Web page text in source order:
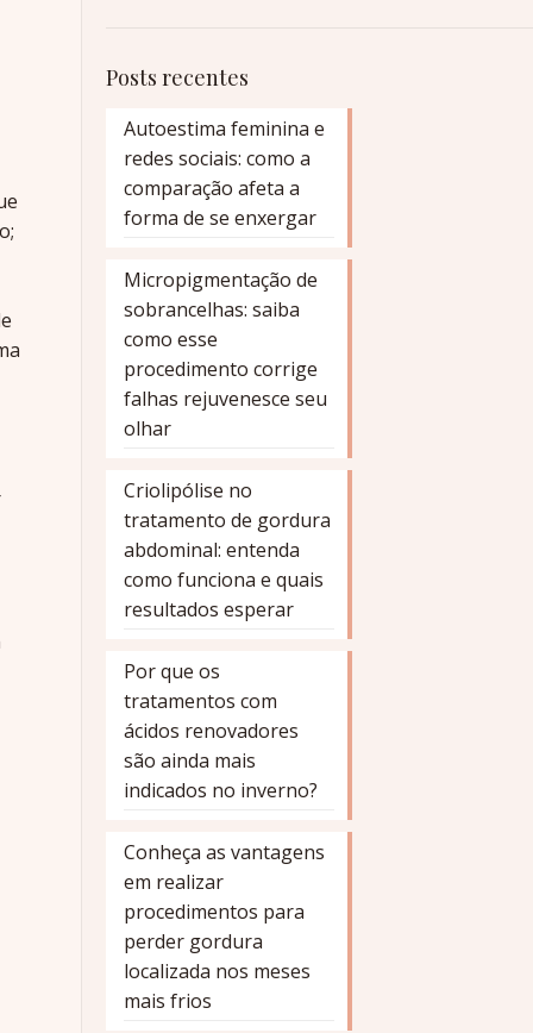
Posts recentes
Autoestima feminina e
redes sociais: como a
comparação afeta a
forma de se enxergar
Micropigmentação de
sobrancelhas: saiba
como esse
procedimento corrige
falhas rejuvenesce seu
olhar
Criolipólise no
tratamento de gordura
abdominal: entenda
como funciona e quais
resultados esperar
Por que os
tratamentos com
ácidos renovadores
são ainda mais
indicados no inverno?
Conheça as vantagens
em realizar
procedimentos para
perder gordura
localizada nos meses
mais frios